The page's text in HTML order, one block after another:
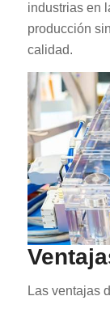
industrias en
producción
calidad.
Las ventajas